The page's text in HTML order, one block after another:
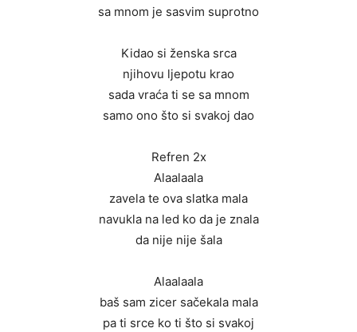
sa mnom je sasvim suprotno
Kidao si ženska srca
njihovu ljepotu krao
sada vraća ti se sa mnom
samo ono što si svakoj dao
Refren 2x
Alaalaala
zavela te ova slatka mala
navukla na led ko da je znala
da nije nije šala
Alaalaala
baš sam zicer sačekala mala
pa ti srce ko ti što si svakoj